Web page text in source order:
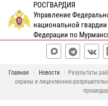
РОСГВАРДИЯ
Управление
национальной
Федерации по
Главная Новости
Результаты
охраны и лицензионно-